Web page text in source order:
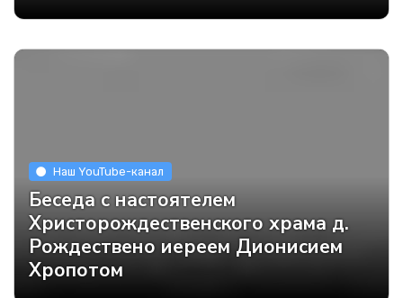
Наш YouTube-канал
Беседа с настоятелем
Христорождественского храма д.
Рождествено иереем Дионисием
Хропотом